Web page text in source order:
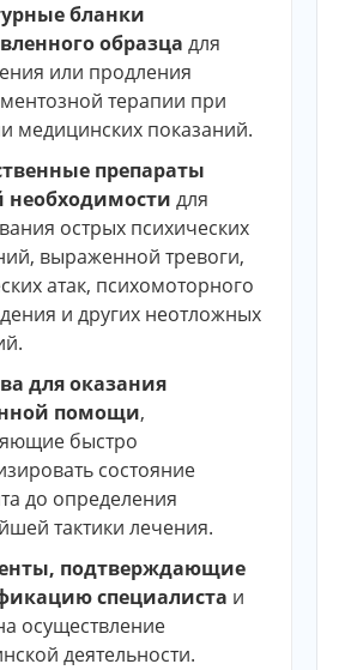
бланки
образца для
или продления
терапии при
медицинских показаний.
препараты
необходимости для
острых психических
выраженной тревоги,
атак, психомоторного
и других неотложных
для оказания
помощи,
быстро
состояние
до определения
тактики лечения.
подтверждающие
специалиста и
осуществление
деятельности.